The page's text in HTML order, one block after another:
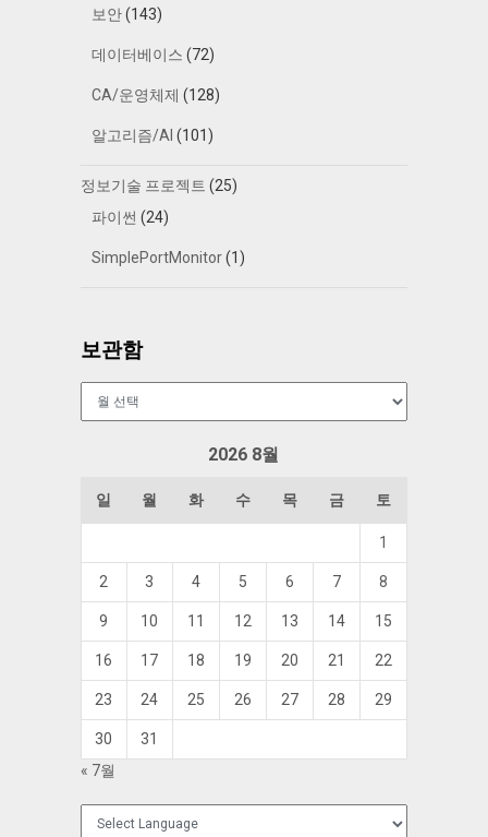
보안(143)
데이터베이스 (72)
CA/운영체제 (128)
알고리즘/AI (101)
정보기술 프로젝트 (25)
파이썬 (24)
SimplePortMonitor(1)
보관함
2026 8월
일 월 화 수 목 금 토
1
2 3 4 5 6 7 8
9 10 11 12 13 14 15
16 17 18 19 20 21 22
23 24 25 26 27 28 29
30
31
« 7월